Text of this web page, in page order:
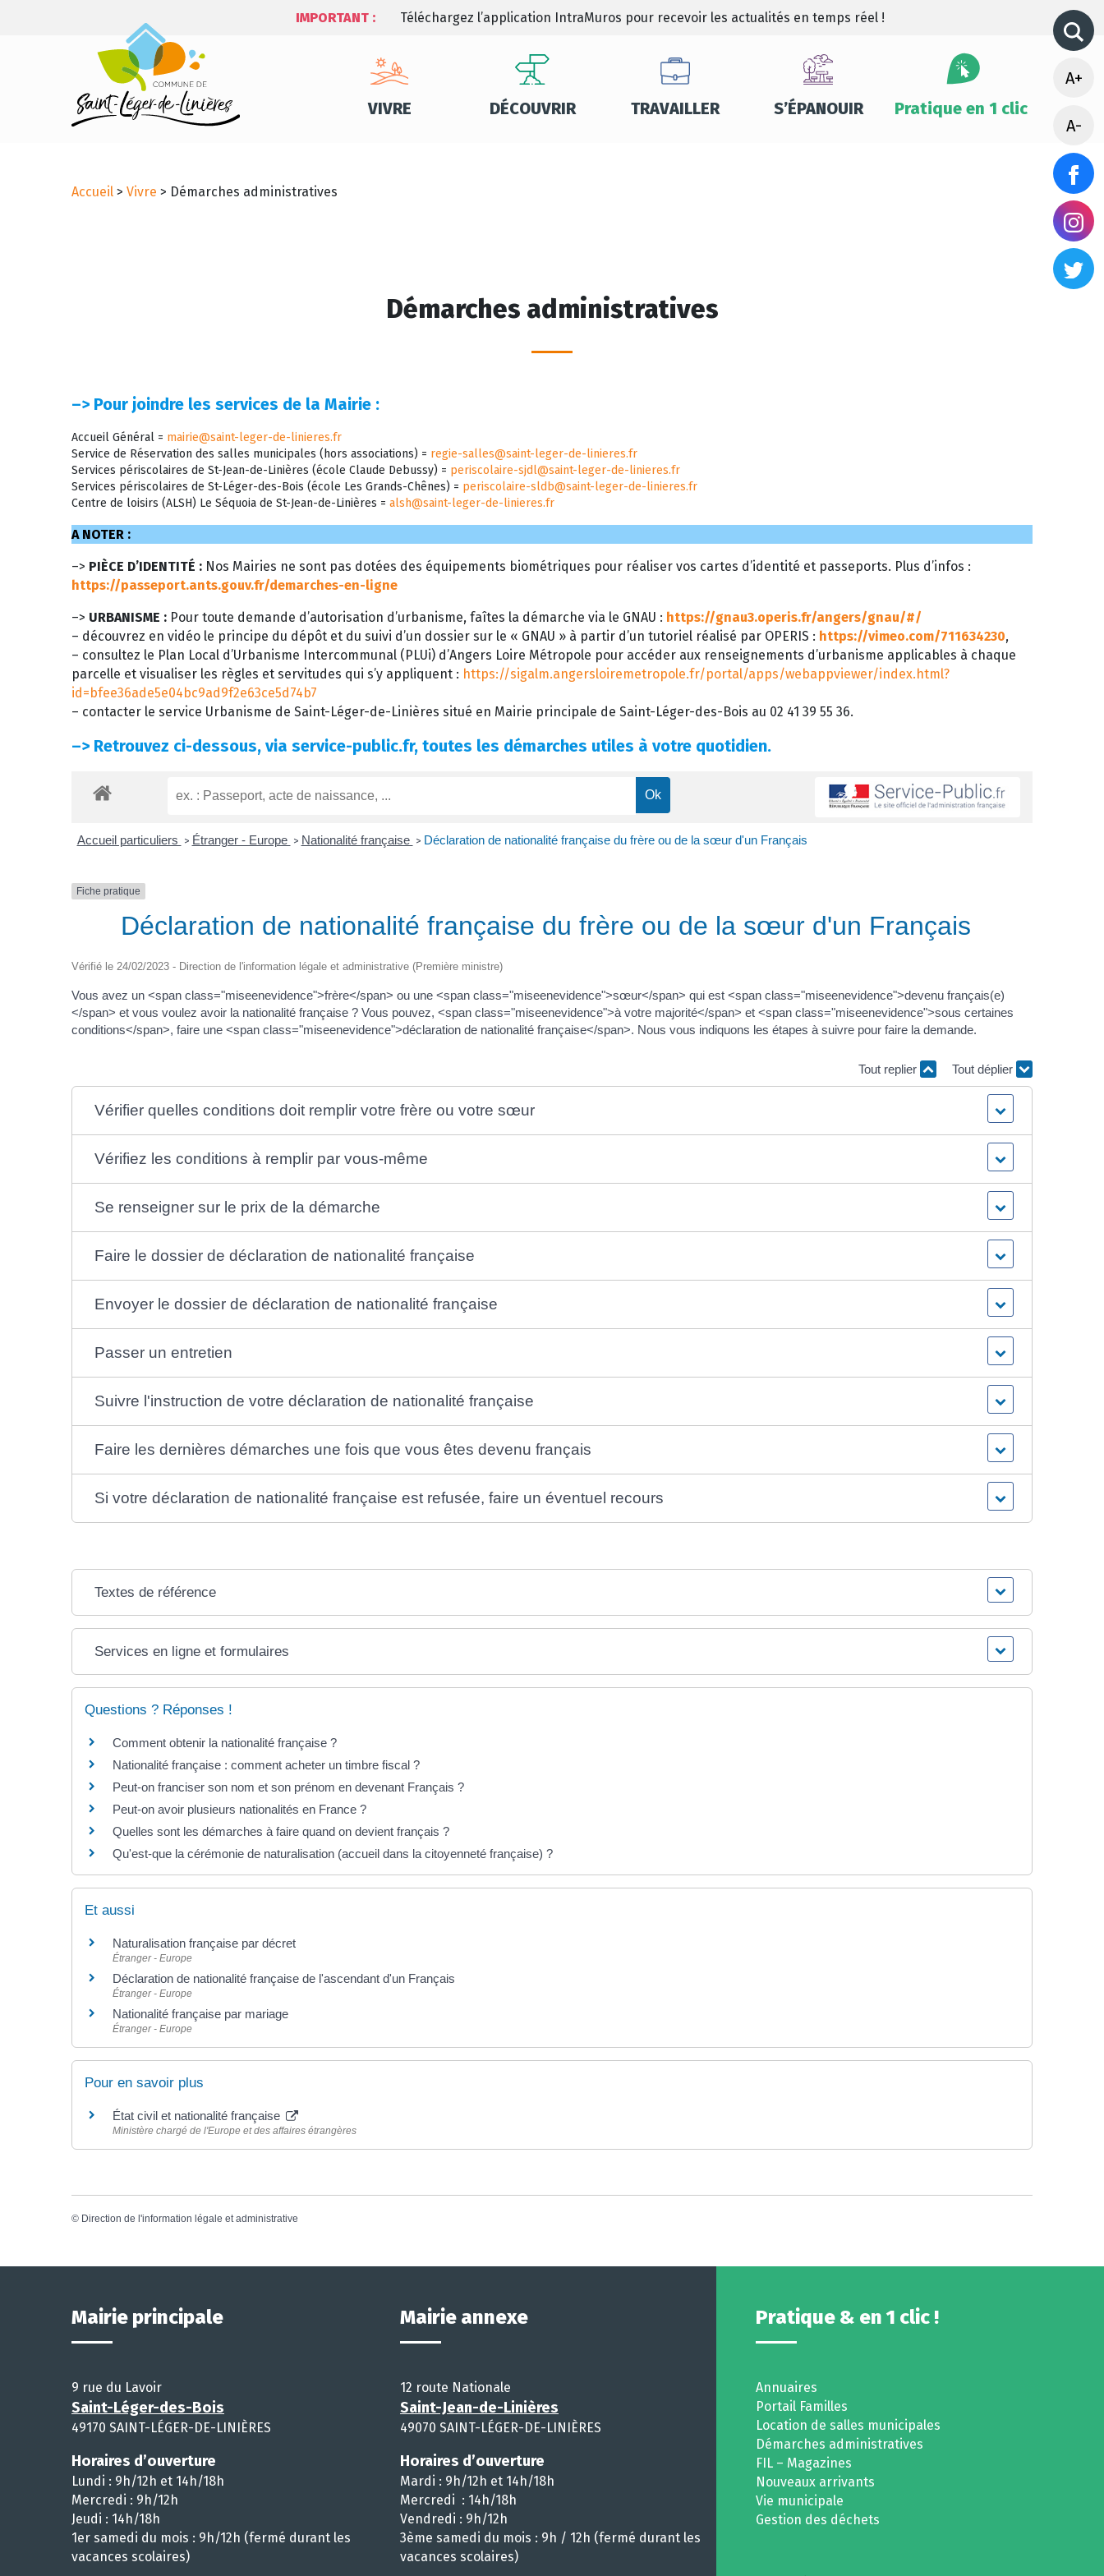
IMPORTANT : Téléchargez l’application IntraMuros pour recevoir les actualités en temps réel !
VIVRE DÉCOUVRIR TRAVAILLER S’ÉPANOUIR Pratique en 1 clic
A+
A-
Accueil > Vivre > Démarches administratives
Démarches administratives
–> Pour joindre les services de la Mairie :
Accueil Général = mairie@saint-leger-de-linieres.fr
Service de Réservation des salles municipales (hors associations) = regie-salles@saint-leger-de-linieres.fr
Services périscolaires de St-Jean-de-Linières (école Claude Debussy) = periscolaire-sjdl@saint-leger-de-linieres.fr
Services périscolaires de St-Léger-des-Bois (école Les Grands-Chênes) = periscolaire-sldb@saint-leger-de-linieres.fr
Centre de loisirs (ALSH) Le Séquoia de St-Jean-de-Linières = alsh@saint-leger-de-linieres.fr
A NOTER :
–> PIÈCE D’IDENTITÉ : Nos Mairies ne sont pas dotées des équipements biométriques pour réaliser vos cartes d’identité et passeports. Plus d’infos :
https://passeport.ants.gouv.fr/demarches-en-ligne
–> URBANISME : Pour toute demande d’autorisation d’urbanisme, faîtes la démarche via le GNAU : https://gnau3.operis.fr/angers/gnau/#/
– découvrez en vidéo le principe du dépôt et du suivi d’un dossier sur le « GNAU » à partir d’un tutoriel réalisé par OPERIS : https://vimeo.com/711634230,
– consultez le Plan Local d’Urbanisme Intercommunal (PLUi) d’Angers Loire Métropole pour accéder aux renseignements d’urbanisme applicables à chaque
parcelle et visualiser les règles et servitudes qui s’y appliquent : https://sigalm.angersloiremetropole.fr/portal/apps/webappviewer/index.html?
id=bfee36ade5e04bc9ad9f2e63ce5d74b7
– contacter le service Urbanisme de Saint-Léger-de-Linières situé en Mairie principale de Saint-Léger-des-Bois au 02 41 39 55 36.
–> Retrouvez ci-dessous, via service-public.fr, toutes les démarches utiles à votre quotidien.
Accueil particuliers > Étranger - Europe > Nationalité française > Déclaration de nationalité française du frère ou de la sœur d'un Français
Fiche pratique
Déclaration de nationalité française du frère ou de la sœur d'un Français
Vérifié le 24/02/2023 - Direction de l'information légale et administrative (Première ministre)
Vous avez un <span class="miseenevidence">frère</span> ou une <span class="miseenevidence">sœur</span> qui est <span class="miseenevidence">devenu français(e)
</span> et vous voulez avoir la nationalité française ? Vous pouvez, <span class="miseenevidence">à votre majorité</span> et <span class="miseenevidence">sous certaines
conditions</span>, faire une <span class="miseenevidence">déclaration de nationalité française</span>. Nous vous indiquons les étapes à suivre pour faire la demande.
Tout replier Tout déplier
Vérifier quelles conditions doit remplir votre frère ou votre sœur
Vérifiez les conditions à remplir par vous-même
Se renseigner sur le prix de la démarche
Faire le dossier de déclaration de nationalité française
Envoyer le dossier de déclaration de nationalité française
Passer un entretien
Suivre l'instruction de votre déclaration de nationalité française
Faire les dernières démarches une fois que vous êtes devenu français
Si votre déclaration de nationalité française est refusée, faire un éventuel recours
Textes de référence
Services en ligne et formulaires
Questions ? Réponses !
Comment obtenir la nationalité française ?
Nationalité française : comment acheter un timbre fiscal ?
Peut-on franciser son nom et son prénom en devenant Français ?
Peut-on avoir plusieurs nationalités en France ?
Quelles sont les démarches à faire quand on devient français ?
Qu'est-que la cérémonie de naturalisation (accueil dans la citoyenneté française) ?
Et aussi
Naturalisation française par décret
Étranger - Europe
Déclaration de nationalité française de l'ascendant d'un Français
Étranger - Europe
Nationalité française par mariage
Étranger - Europe
Pour en savoir plus
État civil et nationalité française
Ministère chargé de l'Europe et des affaires étrangères
© Direction de l'information légale et administrative
Mairie principale
9 rue du Lavoir
Saint-Léger-des-Bois
49170 SAINT-LÉGER-DE-LINIÈRES
Horaires d’ouverture
Lundi : 9h/12h et 14h/18h
Mercredi : 9h/12h
Jeudi : 14h/18h
1er samedi du mois : 9h/12h (fermé durant les
vacances scolaires)
Mairie annexe
12 route Nationale
Saint-Jean-de-Linières
49070 SAINT-LÉGER-DE-LINIÈRES
Horaires d’ouverture
Mardi : 9h/12h et 14h/18h
Mercredi : 14h/18h
Vendredi : 9h/12h
3ème samedi du mois : 9h / 12h (fermé durant les
vacances scolaires)
Pratique & en 1 clic !
Annuaires
Portail Familles
Location de salles municipales
Démarches administratives
FIL – Magazines
Nouveaux arrivants
Vie municipale
Gestion des déchets